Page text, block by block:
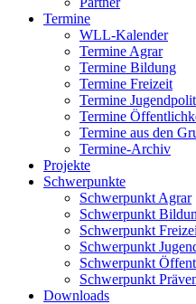
Termine
WLL-Kalender
Termine Agrar
Termine Bildung
Termine Freizeit
Termine
Termine
Termine aus den
Termine-Archiv
Projekte
Schwerpunkte
Schwerpunkt Agrar
Schwerpunkt
Schwerpunkt
Schwerpunkt
Schwerpunkt
Schwerpunkt
Downloads